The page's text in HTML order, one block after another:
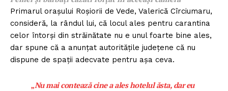
Primarul orașului Roșiorii de Vede, Valerică Cîrciumaru,
consideră, la rândul lui, că locul ales pentru carantina
celor întorși din străinătate nu e unul foarte bine ales,
dar spune că a anunțat autoritățile județene că nu
dispune de spații adecvate pentru așa ceva.
„Nu mai contează cine a ales hotelul ăsta, dar eu